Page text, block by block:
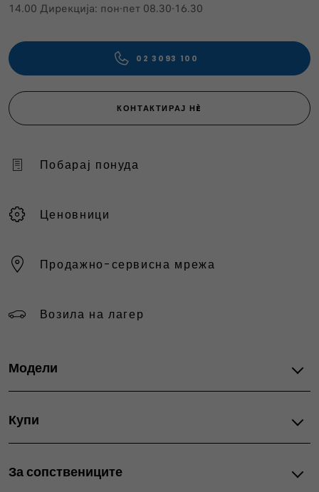
14.00 Дирекција: пон-пет 08.30-16.30
02 3093 100
КОНТАКТИРАЈ НÈ
Побарај понуда
Ценовници
Продажно-сервисна мрежа
Возила на лагер
Модели
Grande Panda Hybrid
Grande Panda Electric
600 Petrol
Купи
Актуелни промоции
За сопствениците